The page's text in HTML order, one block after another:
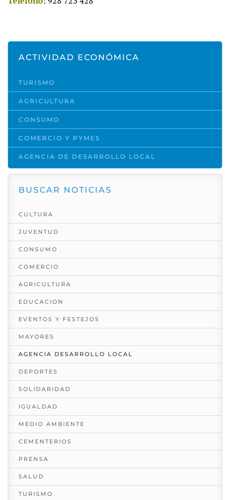
ACTIVIDAD ECONÓMICA
TURISMO
AGRICULTURA
CONSUMO
COMERCIO Y PYMES
AGENCIA DE DESARROLLO LOCAL
BUSCAR NOTICIAS
CULTURA
JUVENTUD
CONSUMO
COMERCIO
AGRICULTURA
EDUCACION
EVENTOS Y FESTEJOS
MAYORES
AGENCIA DESARROLLO LOCAL
DEPORTES
SOLIDARIDAD
IGUALDAD
MEDIO AMBIENTE
CEMENTERIOS
PRENSA
SALUD
TURISMO